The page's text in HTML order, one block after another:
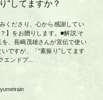
”してますか？
くださり、心から感謝してい
】をお贈りします。■解説:そ
、長嶋茂雄さんが宣伝で使い
ですが、「“素振り”してます
エンドプ...
yumetrain